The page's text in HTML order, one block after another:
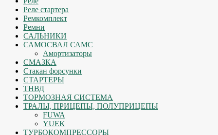
Реле стартера
Ремкомплект
Ремни
САЛЬНИКИ
САМОСВАЛ САМС
Амортизаторы
СМАЗКА
Стакан форсунки
СТАРТЕРЫ
ТНВД
ТОРМОЗНАЯ СИСТЕМА
ТРАЛЫ, ПРИЦЕПЫ, ПОЛУПРИЦЕПЫ
FUWA
YUEK
ТУРБОКОМПРЕССОРЫ